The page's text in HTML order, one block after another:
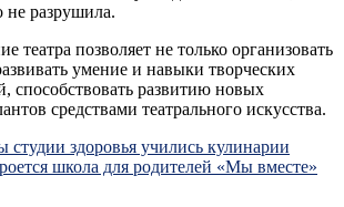
не разрушила.
театра позволяет не только организовать
умение и навыки творческих
способствовать развитию новых
средствами театрального искусства.
студии здоровья учились кулинарии
школа для родителей «Мы вместе»